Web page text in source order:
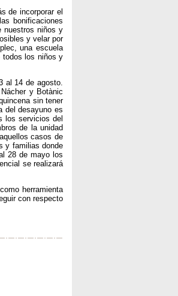
de incorporar el
bonificaciones
nuestros niños y
y velar por
una escuela
todos los niños y
al 14 de agosto.
y Botànic
sin tener
del desayuno es
los servicios del
de la unidad
casos de
y familias donde
28 de mayo los
se realizará
herramienta
con respecto